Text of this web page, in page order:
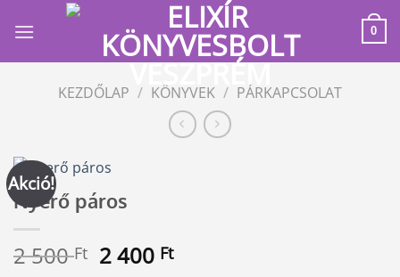
0
KEZDŐLAP / KÖNYVEK / PÁRKAPCSOLAT
Akció!
Nyerő páros
2 500Ft Original
2 400 FtCurrent